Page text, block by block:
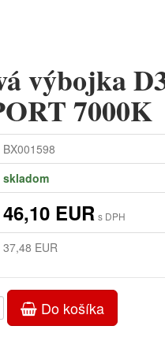
výbojka
7000K
BX001598
skladom
46,10 EUR s DPH
37,48 EUR
Do košíka